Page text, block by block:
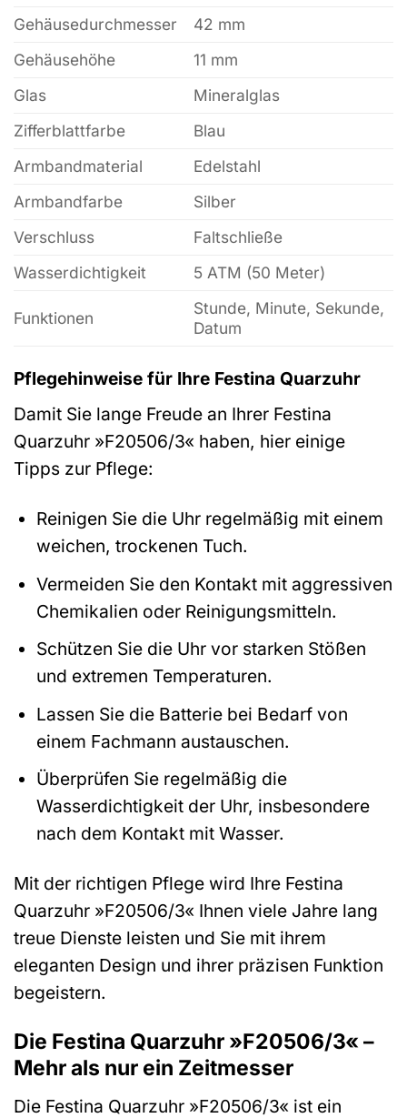
Gehäusedurchmesser
42 mm
Gehäusehöhe
11 mm
Glas
Mineralglas
Zifferblattfarbe
Blau
Armbandmaterial
Edelstahl
Armbandfarbe
Silber
Verschluss
Faltschließe
Wasserdichtigkeit
5 ATM (50 Meter)
Funktionen
Stunde, Minute, Sekunde,
Datum
Pflegehinweise für Ihre Festina Quarzuhr
Damit Sie lange Freude an Ihrer Festina
Quarzuhr »F20506/3« haben, hier einige
Tipps zur Pflege:
Reinigen Sie die Uhr regelmäßig mit einem
weichen, trockenen Tuch.
Vermeiden Sie den Kontakt mit aggressiven
Chemikalien oder Reinigungsmitteln.
Schützen Sie die Uhr vor starken Stößen
und extremen Temperaturen.
Lassen Sie die Batterie bei Bedarf von
einem Fachmann austauschen.
Überprüfen Sie regelmäßig die
Wasserdichtigkeit der Uhr, insbesondere
nach dem Kontakt mit Wasser.
Mit der richtigen Pflege wird Ihre Festina
Quarzuhr »F20506/3« Ihnen viele Jahre lang
treue Dienste leisten und Sie mit ihrem
eleganten Design und ihrer präzisen Funktion
begeistern.
Die Festina Quarzuhr »F20506/3« –
Mehr als nur ein Zeitmesser
Die Festina Quarzuhr »F20506/3« ist ein